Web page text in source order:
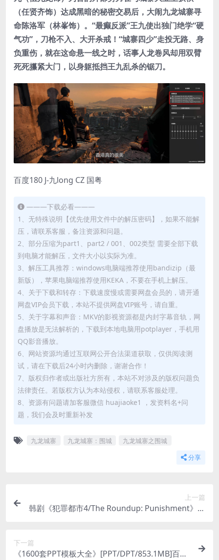
（任贤齐饰）达成黑暗的秘密交易后，大闹九龙城寨寻
命陈洛军（林峯饰）。“最癫反派”王九使出独门绝学“硬
气功”，刀枪不入、大开杀戒！“城寨四少”走投无路、身
负重伤，就在这命悬一线之时，话事人龙卷风却用双臂
死死攥紧大门，以身躯抵挡王九乱杀的锯刀。
百度180 J-九long CZ 国粤
———下载必看———
1、无特殊说明【优先使用文件中的解压密码】，如果不能解
压，请联系客服，备注资源和问题。
2、部分压缩为part1、part2 / 001、002类型 需要全部下载
到电脑才能解压，文件大小以实际为准。
3、解压工具推荐：windows电脑端推荐使用bandizip（最
新版），苹果电脑端推荐使用KEKA，不要在手机上解压。
4、关于下载和转存：下载速度慢或需要网盘会员的，请开通
网盘VIP会员下载，本站不提供网盘VIP账号，请自重。
5、关于字幕和声音：MKV的影视资源都是内封字幕音轨，网
盘播放是无法解析的，下载到本地电脑用potplayer，手机用
QQ影音播放。
6、网站资源均通过互联网公开合法渠道获取，仅供阅读测
试，请在下载后24小时内删除，谢谢合作！
7、版权归作者或出版社方所有，本站不对涉及的版权问题负
法律责任。若版权方认为本站侵权，请联系客服处理。
8、资源有问题请加客服微信 huajiaoke1 ，发资料名+问
题，我们会及时重新补发
九龙城寨 九龙城寨：围城 九龙城寨之围城
分享
上一篇
韩剧《犯罪都市4/The Roundup: Punishment》百
下一篇
《1600套PPT模板大全》[PPT/DPT/853.1MB]百度